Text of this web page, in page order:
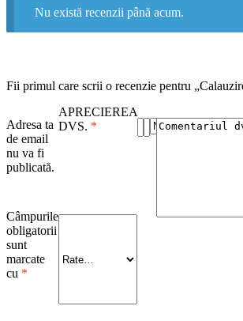
Nu există recenzii până acum.
Fii primul care scrii o recenzie pentru
Adresa ta
de email
nu va fi
publicată.
Câmpurile
obligatorii
sunt
marcate
cu *
APRECIEREA
DVS. *